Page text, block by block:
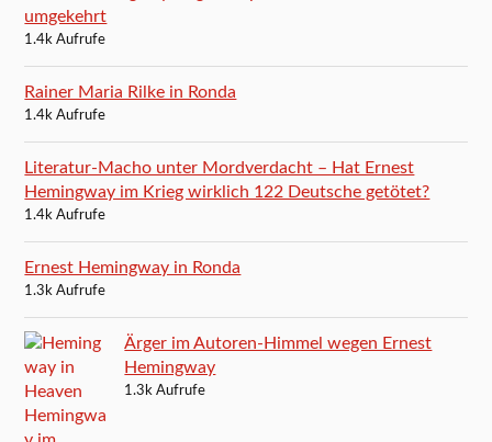
umgekehrt
1.4k Aufrufe
Rainer Maria Rilke in Ronda
1.4k Aufrufe
Literatur-Macho unter Mordverdacht – Hat Ernest
Hemingway im Krieg wirklich 122 Deutsche getötet?
1.4k Aufrufe
Ernest Hemingway in Ronda
1.3k Aufrufe
Ärger im Autoren-Himmel wegen Ernest
Hemingway
1.3k Aufrufe